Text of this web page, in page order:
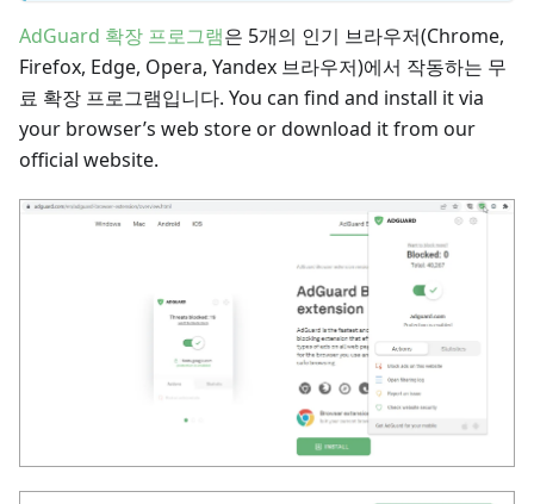
AdGuard 확장 프로그램은 5개의 인기 브라우저(Chrome,
Firefox, Edge, Opera, Yandex 브라우저)에서 작동하는 무
료 확장 프로그램입니다. You can find and install it via
your browser’s web store or download it from our
official website.